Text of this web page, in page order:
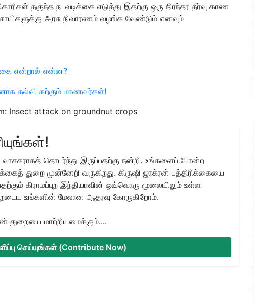
தகுந்த நடவடிக்கை எடுத்து இதற்கு ஒரு நிரந்தர தீர்வு காண
அரசு நிவாரணம் வழங்க வேண்டும் எனவும்
என்றால் என்ன?
கல்வி கற்கும் மாணவர்கள்!
Insect attack on groundnut crops
தொடர்ந்து இருப்பதற்கு நன்றி. உங்களைப் போன்ற
துறை முன்னேறி வருகிறது. கிருஷி ஜாக்ரன் பத்திரிக்கையை
கிராமப்புற இந்தியாவின் ஒவ்வொரு மூலையிலும் உள்ள
உங்களின் மேலான ஆதரவு கோருகிறோம்.
துறையை மாற்றியமைக்கும்....
செய்யுங்கள் (Contribute Now)